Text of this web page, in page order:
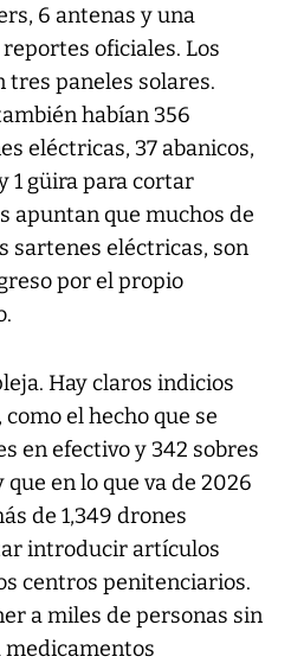
6 antenas y una
oficiales. Los
tres paneles solares.
habían 356
eléctricas, 37 abanicos,
1 güira para cortar
apuntan que muchos de
sartenes eléctricas, son
por el propio
Hay claros indicios
el hecho que se
en efectivo y 342 sobres
en lo que va de 2026
de 1,349 drones
introducir artículos
centros penitenciarios.
a miles de personas sin
medicamentos